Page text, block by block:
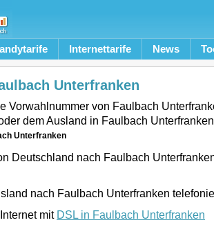
Internettarife News
Unterfranken
Vorwahlnummer von Faulbach
dem Ausland in Faulbach
Unterfranken
Deutschland nach Faulbach
nach Faulbach Unterfranken
mit DSL in Faulbach Unterfranken